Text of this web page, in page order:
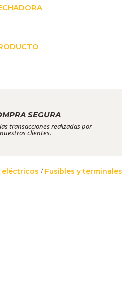
SEGURA
transacciones realizadas por
nuestros clientes.
eléctricos / Fusibles y terminales